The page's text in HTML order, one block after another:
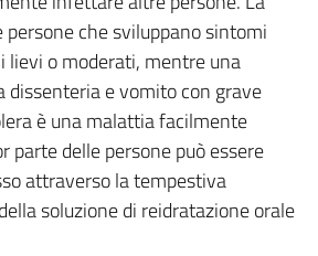
che sviluppano sintomi
lievi o moderati, mentre una
dissenteria e vomito con grave
è una malattia facilmente
parte delle persone può essere
attraverso la tempestiva
soluzione di reidratazione orale